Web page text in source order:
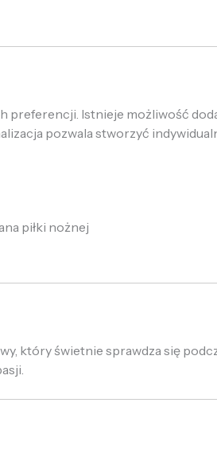
preferencji. Istnieje możliwość
pozwala stworzyć
piłki nożnej
który świetnie sprawdza się